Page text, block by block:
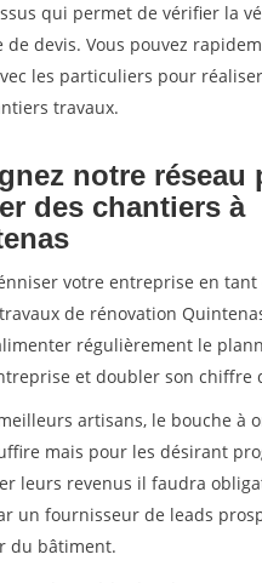
qui permet de vérifier la
de devis. Vous pouvez
les particuliers pour
travaux.
notre réseau
des chantiers à
votre entreprise en
de rénovation
régulièrement le
et doubler son chiffre
artisans, le bouche à
mais pour les désirant
leurs revenus il faudra
un fournisseur de leads
du bâtiment.